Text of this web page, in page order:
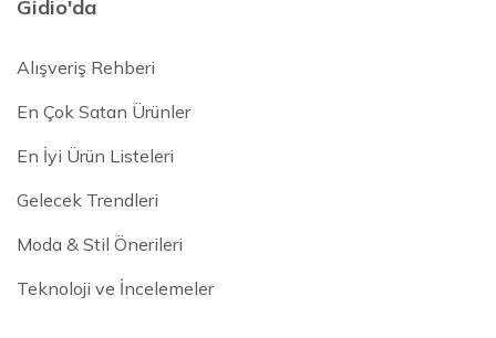
Gidio'da
Alışveriş Rehberi
En Çok Satan Ürünler
En İyi Ürün Listeleri
Gelecek Trendleri
Moda & Stil Önerileri
Teknoloji ve İncelemeler